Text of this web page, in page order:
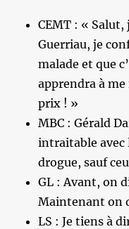
CEMT : « Salut,
Guerriau, je
malade et que
apprendra à
prix ! »
MBC : Gérald
intraitable avec
drogue, sauf
GL : Avant, on
Maintenant on
LS : Je tiens à